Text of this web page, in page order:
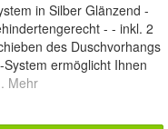
in Silber Glänzend -
- - inkl. 2
des Duschvorhangs
ermöglicht Ihnen
Mehr